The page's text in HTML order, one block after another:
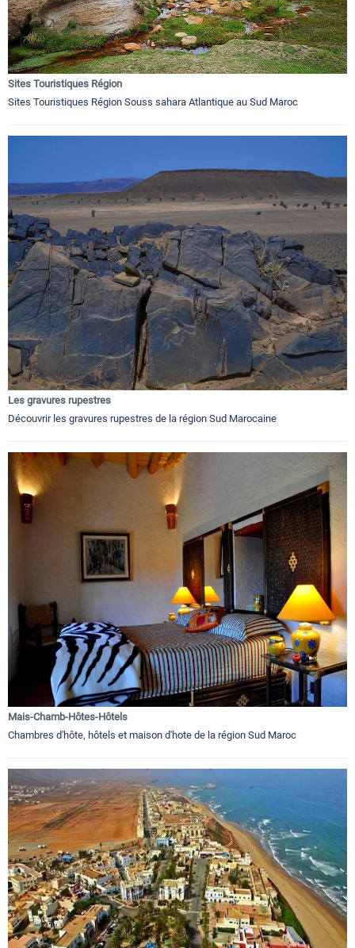
Sites Touristiques Région
Sites Touristiques Région Souss sahara Atlantique au Sud Maroc
Les gravures rupestres
Découvrir les gravures rupestres de la région Sud Marocaine
Mais-Chamb-Hôtes-Hôtels
Chambres d'hôte, hôtels et maison d'hote de la région Sud Maroc